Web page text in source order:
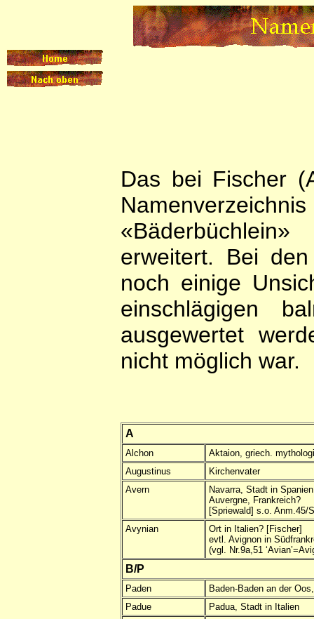
Das bei Fischer
erweitert. Bei
noch einige
einschlägigen
ausgewertet
nicht möglich war.
A
Alchon
Aktaion, griech.
Augustinus
Kirchenvater
Avern
Navarra, Stadt in
Auvergne, Frankreich?
[Spriewald] s.o. Anm.45/
Avynian
Ort in Italien? [Fischer]
evtl. Avignon in
(vgl. Nr.9a,51
B/P
Paden
Baden-Baden an der
Padue
Padua, Stadt in Italien